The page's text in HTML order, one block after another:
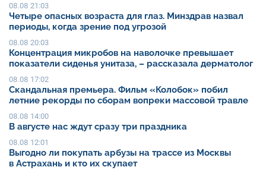
08.08 21:03
Четыре опасных возраста для глаз. Минздрав назвал
периоды, когда зрение под угрозой
08.08 20:03
Концентрация микробов на наволочке превышает
показатели сиденья унитаза, – рассказала дерматолог
08.08 17:02
Скандальная премьера. Фильм «Колобок» побил
летние рекорды по сборам вопреки массовой травле
08.08 14:00
В августе нас ждут сразу три праздника
08.08 12:01
Выгодно ли покупать арбузы на трассе из Москвы
в Астрахань и кто их скупает